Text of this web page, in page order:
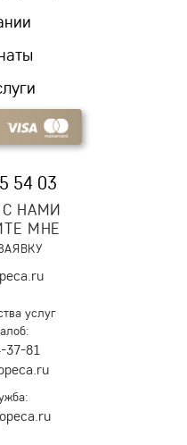
54 03
С НАМИ
МНЕ
услуг
37-81